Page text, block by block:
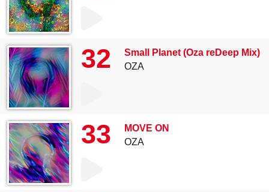
32
Small Planet (Oza reDeep Mix)
OZA
33
MOVE ON
OZA